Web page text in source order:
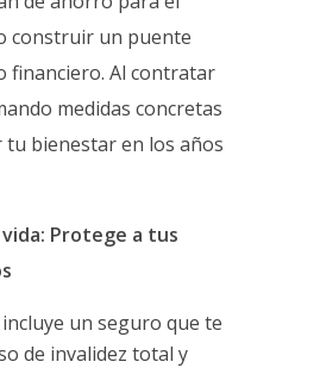
construir un puente
financiero. Al contratar
medidas concretas
bienestar en los años
Protege a tus
un seguro que te
de invalidez total y